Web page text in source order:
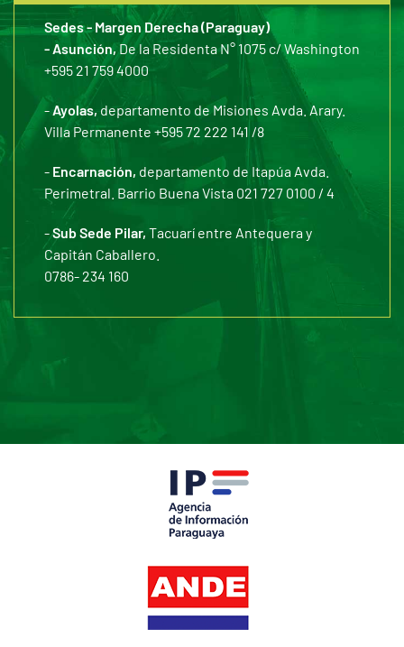
Sedes - Margen Derecha (Paraguay)
- Asunción,De la Residenta N° 1075 c/ Washington
+595 21 759 4000
-Ayolas, departamento de Misiones Avda. Arary.
Villa Permanente +595 72 222 141 /8
- Encarnación, departamento de Itapúa Avda.
Perimetral. Barrio Buena Vista 021 727 0100 / 4
-Sub Sede Pilar, Tacuarí entre Antequera y
Capitán Caballero.
0786- 234 160